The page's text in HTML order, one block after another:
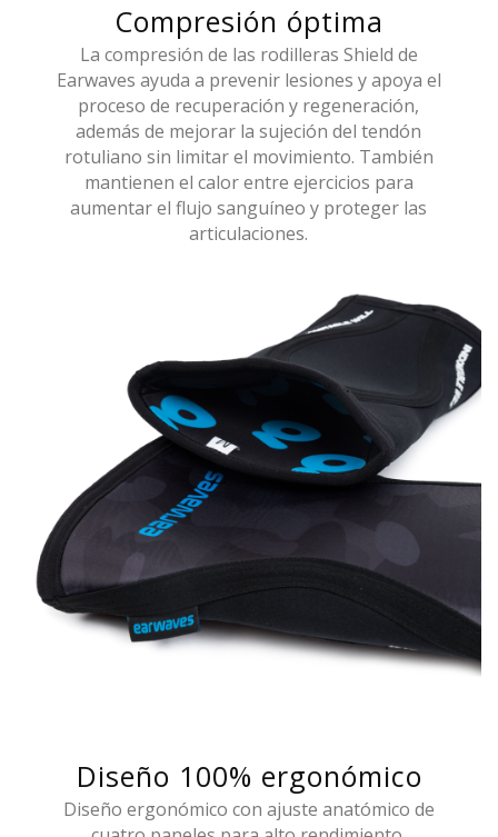
Compresión óptima
La compresión de las rodilleras Shield de
Earwaves ayuda a prevenir lesiones y apoya el
proceso de recuperación y regeneración,
además de mejorar la sujeción del tendón
rotuliano sin limitar el movimiento. También
mantienen el calor entre ejercicios para
aumentar el flujo sanguíneo y proteger las
articulaciones.
Diseño 100% ergonómico
Diseño ergonómico con ajuste anatómico de